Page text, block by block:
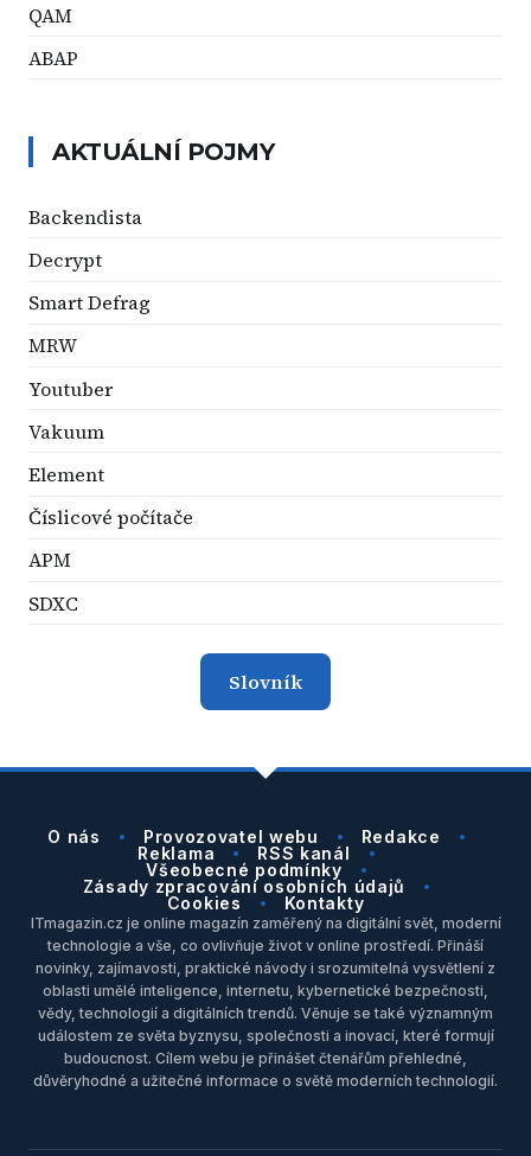
QAM
ABAP
AKTUÁLNÍ POJMY
Backendista
Decrypt
Smart Defrag
MRW
Youtuber
Vakuum
Element
Číslicové počítače
APM
SDXC
Slovník
O nás Provozovatel webu
Redakce
Reklama
RSS kanál
Všeobecné podmínky
Zásady zpracování osobních údajů
Cookies
Kontakty
ITmagazin.cz je online magazín zaměřený na digitální svět, moderní
technologie a vše, co ovlivňuje život v online prostředí. Přináší
novinky, zajímavosti, praktické návody i srozumitelná vysvětlení z
oblasti umělé inteligence, internetu, kybernetické bezpečnosti,
vědy, technologií a digitálních trendů. Věnuje se také významným
událostem ze světa byznysu, společnosti a inovací, které formují
budoucnost. Cílem webu je přinášet čtenářům přehledné,
důvěryhodné a užitečné informace o světě moderních technologií.